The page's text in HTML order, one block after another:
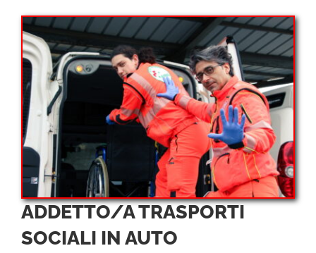
ADDETTO/A TRASPORTI
SOCIALI IN AUTO